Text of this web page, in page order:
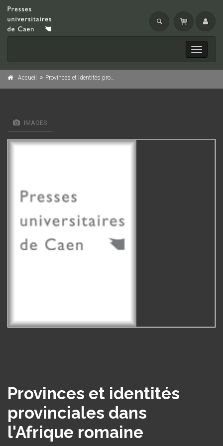
Toggle
Accueil Provinces et identités provinciales dans l'Afrique romaine
IMAGES
Provinces et identités
provinciales dans
l'Afrique romaine